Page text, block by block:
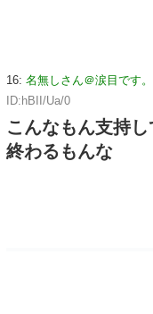
16: 名無しさん＠涙目です
ID:hBII/Ua/0
こんなもん支持
終わるもんな